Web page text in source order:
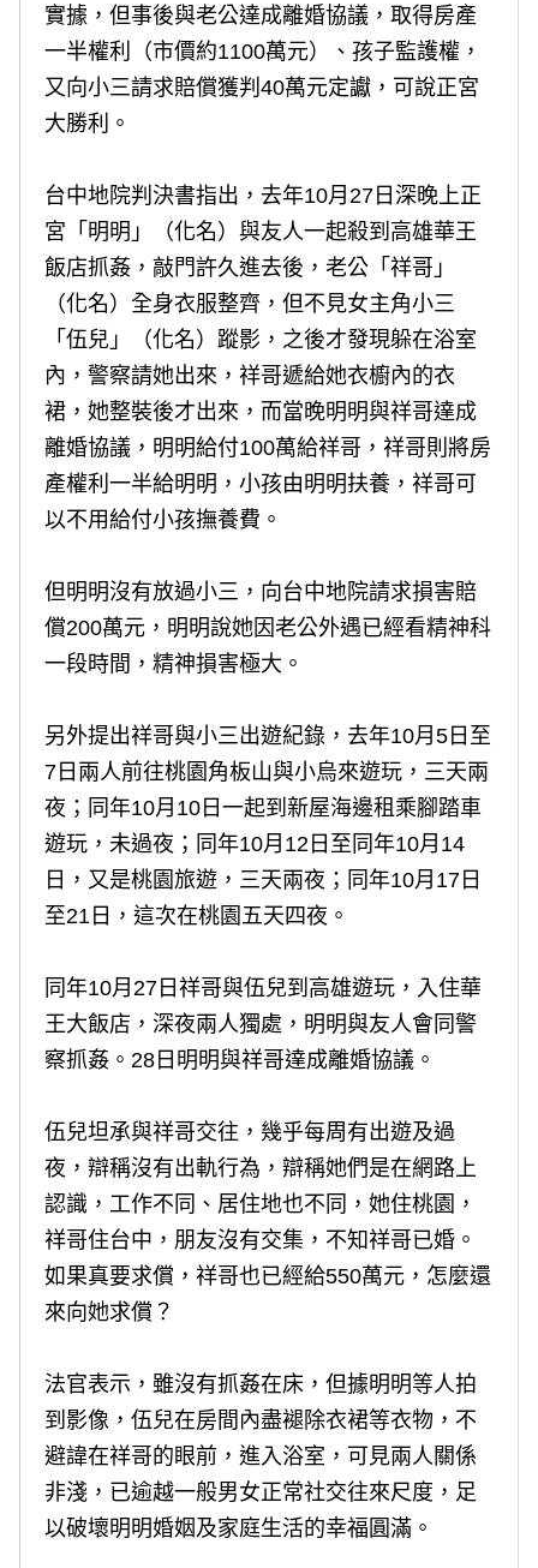
實據，但事後與老公達成離婚協議，取得房產
一半權利（市價約1100萬元）、孩子監護權，
又向小三請求賠償獲判40萬元定讞，可說正宮
大勝利。
台中地院判決書指出，去年10月27日深晚上正
宮「明明」（化名）與友人一起殺到高雄華王
飯店抓姦，敲門許久進去後，老公「祥哥」
（化名）全身衣服整齊，但不見女主角小三
「伍兒」（化名）蹤影，之後才發現躲在浴室
內，警察請她出來，祥哥遞給她衣櫥內的衣
裙，她整裝後才出來，而當晚明明與祥哥達成
離婚協議，明明給付100萬給祥哥，祥哥則將房
產權利一半給明明，小孩由明明扶養，祥哥可
以不用給付小孩撫養費。
但明明沒有放過小三，向台中地院請求損害賠
償200萬元，明明說她因老公外遇已經看精神科
一段時間，精神損害極大。
另外提出祥哥與小三出遊紀錄，去年10月5日至
7日兩人前往桃園角板山與小烏來遊玩，三天兩
夜；同年10月10日一起到新屋海邊租乘腳踏車
遊玩，未過夜；同年10月12日至同年10月14
日，又是桃園旅遊，三天兩夜；同年10月17日
至21日，這次在桃園五天四夜。
同年10月27日祥哥與伍兒到高雄遊玩，入住華
王大飯店，深夜兩人獨處，明明與友人會同警
察抓姦。28日明明與祥哥達成離婚協議。
伍兒坦承與祥哥交往，幾乎每周有出遊及過
夜，辯稱沒有出軌行為，辯稱她們是在網路上
認識，工作不同、居住地也不同，她住桃園，
祥哥住台中，朋友沒有交集，不知祥哥已婚。
如果真要求償，祥哥也已經給550萬元，怎麼還
來向她求償？
法官表示，雖沒有抓姦在床，但據明明等人拍
到影像，伍兒在房間內盡褪除衣裙等衣物，不
避諱在祥哥的眼前，進入浴室，可見兩人關係
非淺，已逾越一般男女正常社交往來尺度，足
以破壞明明婚姻及家庭生活的幸福圓滿。